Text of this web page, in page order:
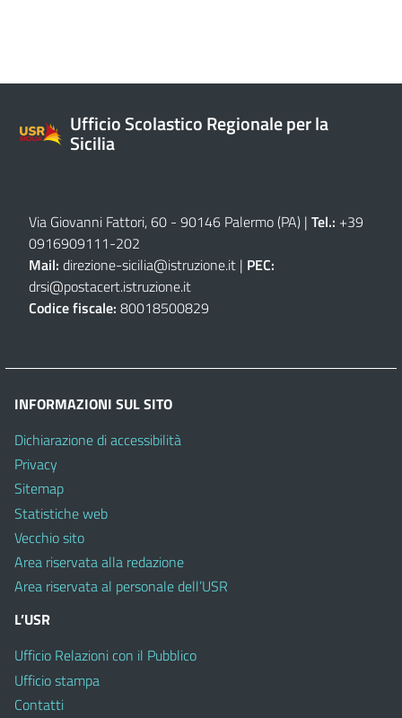
Ufficio Scolastico Regionale per la
Sicilia
Via Giovanni Fattori, 60 - 90146 Palermo (PA) | Tel.: +39
0916909111-202
Mail: direzione-sicilia@istruzione.it | PEC:
drsi@postacert.istruzione.it
Codice fiscale: 80018500829
INFORMAZIONI SUL SITO
Dichiarazione di accessibilità
Privacy
Sitemap
Statistiche web
Vecchio sito
Area riservata alla redazione
Area riservata al personale dell’USR
L’USR
Ufficio Relazioni con il Pubblico
Ufficio stampa
Contatti